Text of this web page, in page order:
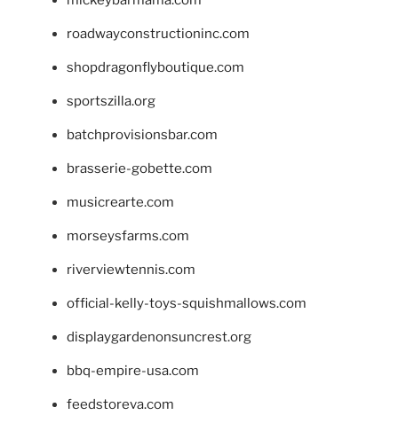
roadwayconstructioninc.com
shopdragonflyboutique.com
sportszilla.org
batchprovisionsbar.com
brasserie-gobette.com
musicrearte.com
morseysfarms.com
riverviewtennis.com
official-kelly-toys-squishmallows.com
displaygardenonsuncrest.org
bbq-empire-usa.com
feedstoreva.com